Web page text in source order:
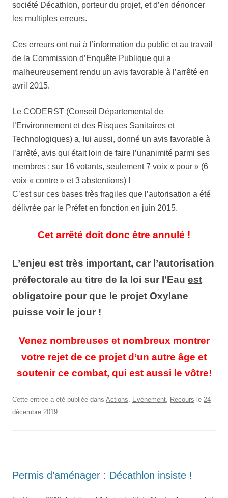
société Décathlon, porteur du projet, et d’en dénoncer
les multiples erreurs.
Ces erreurs ont nui à l’information du public et au travail
de la Commission d’Enquête Publique qui a
malheureusement rendu un avis favorable à l’arrêté en
avril 2015.
Le CODERST (Conseil Départemental de
l’Environnement et des Risques Sanitaires et
Technologiques) a, lui aussi, donné un avis favorable à
l’arrêté, avis qui était loin de faire l’unanimité parmi ses
membres : sur 16 votants, seulement 7 voix « pour » (6
voix « contre » et 3 abstentions) !
C’est sur ces bases très fragiles que l’autorisation a été
délivrée par le Préfet en fonction en juin 2015.
Cet arrêté doit donc être annulé !
L’enjeu est très important, car l’autorisation
préfectorale au titre de la loi sur l’Eau est
obligatoire pour que le projet Oxylane
puisse voir le jour !
Venez nombreuses et nombreux montrer
votre rejet de ce projet d’un autre âge et
soutenir ce combat, qui est aussi le vôtre!
Cette entrée a été publiée dans Actions, Evénement, Recours le 24
décembre 2019 .
Permis d’aménager : Décathlon insiste !